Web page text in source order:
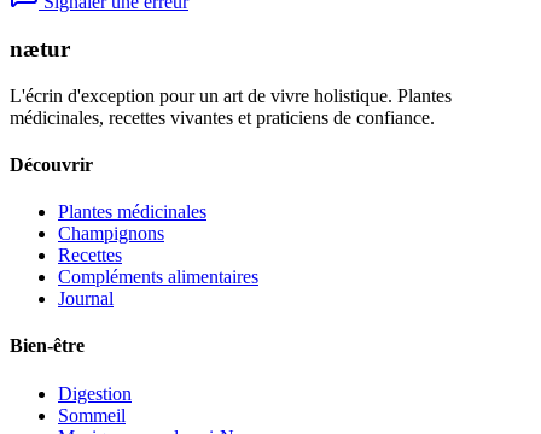
nætur
L'écrin d'exception pour un art de vivre holistique. Plantes
médicinales, recettes vivantes et praticiens de confiance.
Découvrir
Plantes médicinales
Champignons
Recettes
Compléments alimentaires
Journal
Bien-être
Digestion
Sommeil